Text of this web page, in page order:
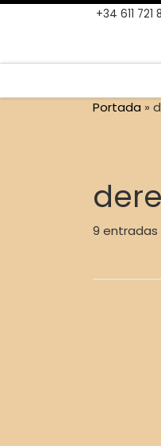
+34 611 721
Portada »
9 entradas